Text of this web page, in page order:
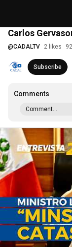
Carlos
@CADALTV 2 likes
Subscribe
Comments
Comment...